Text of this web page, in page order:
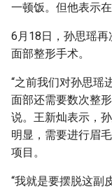
一顿饭。但他表示在
6月18日，孙思瑶
面部整形手术。
“之前我们对孙思瑶
面部还需要数次整
说。王新灿表示，
明显，需要进行眉
项目。
“我就是要摆脱这副